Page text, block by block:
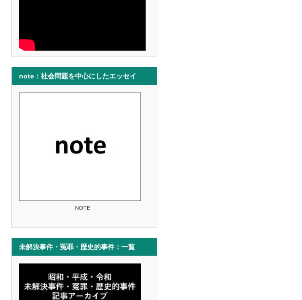
note：社会問題を中心にしたエッセイ
NOTE
未解決事件・冤罪・歴史的事件：一覧